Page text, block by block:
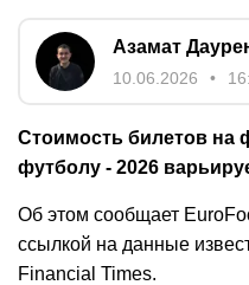
Азамат
10.06.2026
Стоимость билетов на
футболу - 2026
Об этом сообщает
ссылкой на данные
Financial Times.